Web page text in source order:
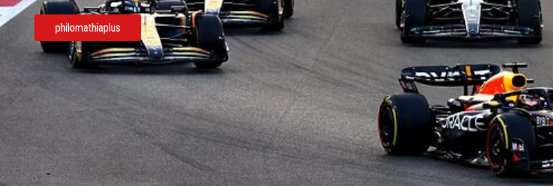
philomathiaplus